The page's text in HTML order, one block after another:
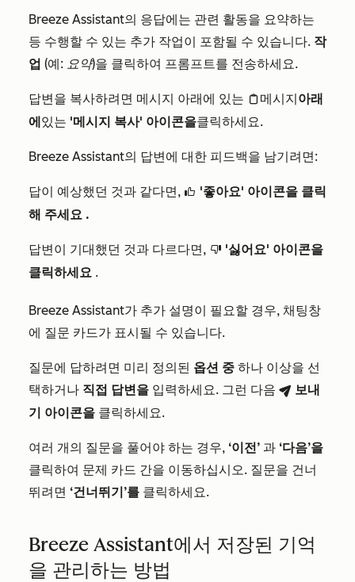
Breeze Assistant의 응답에는 관련 활동을 요약하는
등 수행할 수 있는 추가 작업이 포함될 수 있습니다. 작
업 (예: 요약)을 클릭하여 프롬프트를 전송하세요.
답변을 복사하려면 메시지 아래에 있는 clipboardIcon 메시지아래
에있는 '메시지 복사' 아이콘을클릭하세요.
Breeze Assistant의 답변에 대한 피드백을 남기려면:
답이 예상했던 것과 같다면, thumbsUpIcon '좋아요' 아이콘을 클릭
해 주세요 .
답변이 기대했던 것과 다르다면, thumbsDownIcon '싫어요' 아이콘을
클릭하세요 .
Breeze Assistant가 추가 설명이 필요할 경우, 채팅창
에 질문 카드가 표시될 수 있습니다.
질문에 답하려면 미리 정의된 옵션 중 하나 이상을 선
택하거나 직접 답변을 입력하세요. 그런 다음 breezeSendIcon 보내
기 아이콘을 클릭하세요.
여러 개의 질문을 풀어야 하는 경우, ‘이전’ 과 ‘다음’을
클릭하여 문제 카드 간을 이동하십시오. 질문을 건너
뛰려면 ‘건너뛰기’를 클릭하세요.
Breeze Assistant에서 저장된 기억
을 관리하는 방법